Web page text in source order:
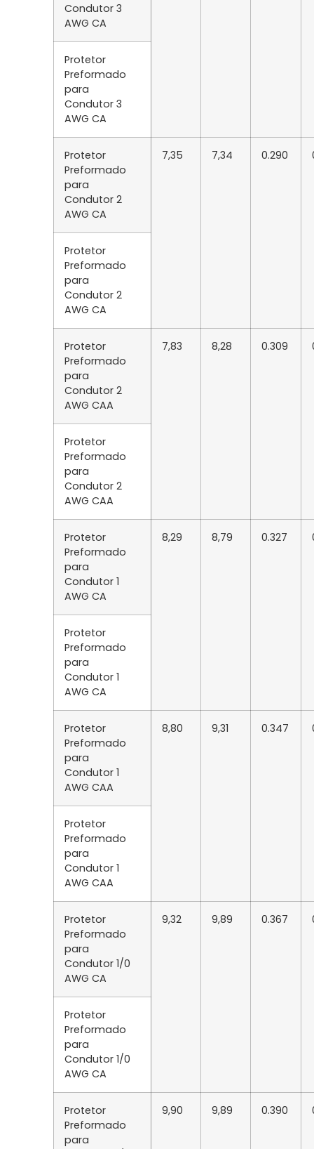
Condutor 3
AWG CA
Protetor
Preformado
para
Condutor 3
AWG CA
Protetor
Preformado
para
Condutor 2
AWG CA
7,35 7,34 0.290
Protetor
Preformado
para
Condutor 2
AWG CA
Protetor
Preformado
para
Condutor 2
AWG CAA
7,83 8,28 0.309
Protetor
Preformado
para
Condutor 2
AWG CAA
Protetor
Preformado
para
Condutor 1
AWG CA
8,29 8,79 0.327
Protetor
Preformado
para
Condutor 1
AWG CA
Protetor
Preformado
para
Condutor 1
AWG CAA
8,80 9,31 0.347
Protetor
Preformado
para
Condutor 1
AWG CAA
Protetor
Preformado
para
Condutor 1/0
AWG CA
9,32 9,89 0.367
Protetor
Preformado
para
Condutor 1/0
AWG CA
Protetor
Preformado
para
9,90 9,89 0.390